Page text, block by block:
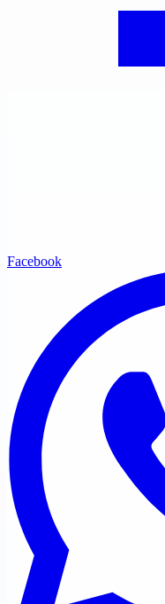
Facebook